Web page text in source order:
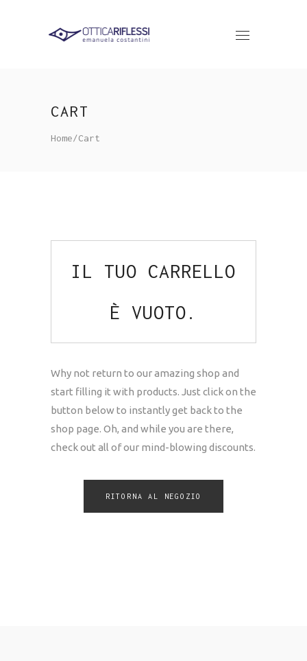
CART
Home/Cart
IL TUO CARRELLO
È VUOTO.
Why not return to our amazing shop and
start filling it with products. Just click on the
button below to instantly get back to the
shop page. Oh, and while you are there,
check out all of our mind-blowing discounts.
RITORNA AL NEGOZIO